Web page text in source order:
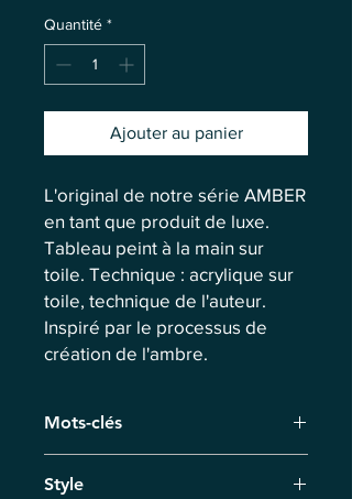
Quantité *
Ajouter au panier
L'original de notre série AMBER
en tant que produit de luxe.
Tableau peint à la main sur
toile. Technique : acrylique sur
toile, technique de l'auteur.
Inspiré par le processus de
création de l'ambre.
Mots-clés
d'énergie, Ordre du chaos,
Style